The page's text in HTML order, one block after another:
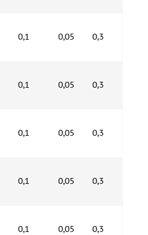
0,1 0,05 0,3
0,1 0,05 0,3
0,1 0,05 0,3
0,1 0,05 0,3
0,1 0,05 0,3